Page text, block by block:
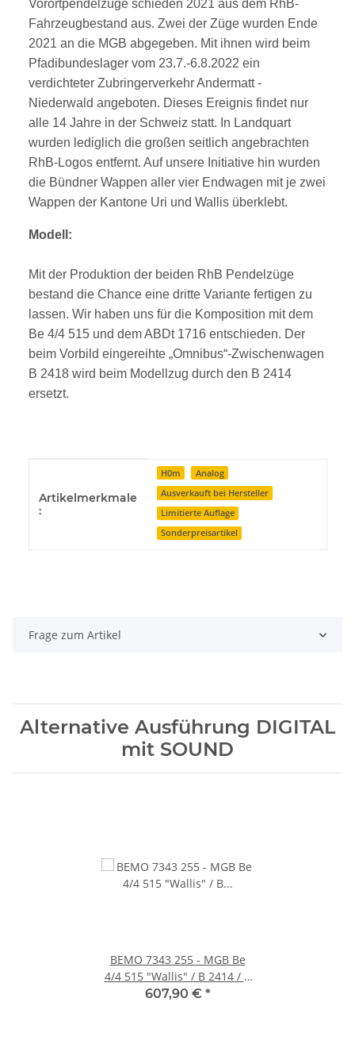
Vorortpendelzüge schieden 2021 aus dem RhB-
Fahrzeugbestand aus. Zwei der Züge wurden Ende
2021 an die MGB abgegeben. Mit ihnen wird beim
Pfadibundeslager vom 23.7.-6.8.2022 ein
verdichteter Zubringerverkehr Andermatt -
Niederwald angeboten. Dieses Ereignis findet nur
alle 14 Jahre in der Schweiz statt. In Landquart
wurden lediglich die großen seitlich angebrachten
RhB-Logos entfernt. Auf unsere Initiative hin wurden
die Bündner Wappen aller vier Endwagen mit je zwei
Wappen der Kantone Uri und Wallis überklebt.
Modell:
Mit der Produktion der beiden RhB Pendelzüge
bestand die Chance eine dritte Variante fertigen zu
lassen. Wir haben uns für die Komposition mit dem
Be 4/4 515 und dem ABDt 1716 entschieden. Der
beim Vorbild eingereihte „Omnibus“-Zwischenwagen
B 2418 wird beim Modellzug durch den B 2414
ersetzt.
Artikelmerkmale
:
H0m
Analog
Ausverkauft bei Hersteller
Limitierte Auflage
Sonderpreisartikel
Frage zum Artikel
Alternative Ausführung DIGITAL
mit SOUND
BEMO 7343 255 - MGB Be
4/4 515 "Wallis" / B 2414 / B
2413 / ABDt 1716 "Uri"
607,90 € *